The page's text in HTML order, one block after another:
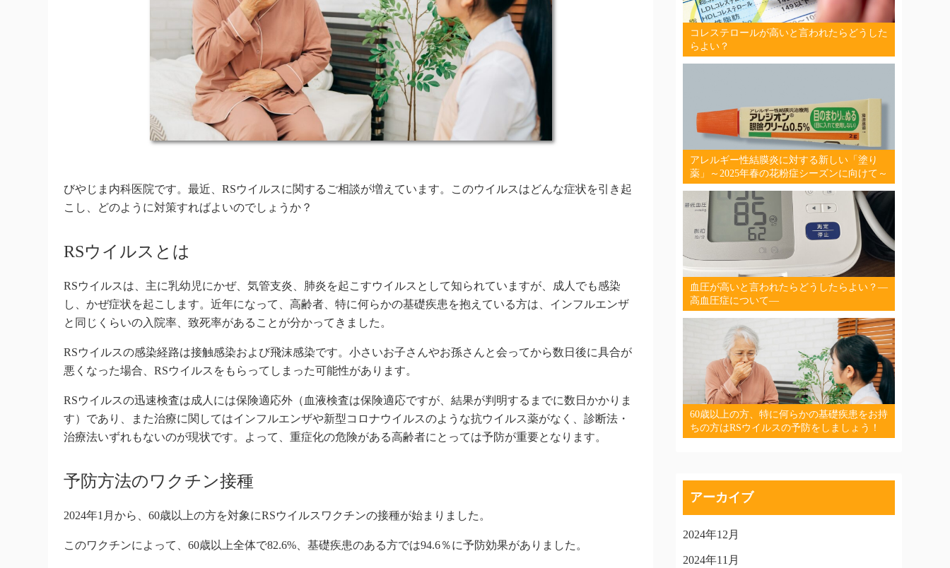
びやじま内科医院です。最近、RSウイルスに関するご相談が増えています。このウイルスはどんな症状を引き起
こし、どのように対策すればよいのでしょうか？
RSウイルスとは
RSウイルスは、主に乳幼児にかぜ、気管支炎、肺炎を起こすウイルスとして知られていますが、成人でも感染
し、かぜ症状を起こします。近年になって、高齢者、特に何らかの基礎疾患を抱えている方は、インフルエンザ
と同じくらいの入院率、致死率があることが分かってきました。
RSウイルスの感染経路は接触感染および飛沫感染です。小さいお子さんやお孫さんと会ってから数日後に具合が
悪くなった場合、RSウイルスをもらってしまった可能性があります。
RSウイルスの迅速検査は成人には保険適応外（血液検査は保険適応ですが、結果が判明するまでに数日かかりま
す）であり、また治療に関してはインフルエンザや新型コロナウイルスのような抗ウイルス薬がなく、診断法・
治療法いずれもないのが現状です。よって、重症化の危険がある高齢者にとっては予防が重要となります。
予防方法のワクチン接種
2024年1月から、60歳以上の方を対象にRSウイルスワクチンの接種が始まりました。
このワクチンによって、60歳以上全体で82.6%、基礎疾患のある方では94.6％に予防効果がありました。
コレステロールが高いと言われたらどうした
らよい？
アレルギー性結膜炎に対する新しい「塗り
薬」～2025年春の花粉症シーズンに向けて～
血圧が高いと言われたらどうしたらよい？―
高血圧症について―
60歳以上の方、特に何らかの基礎疾患をお持
ちの方はRSウイルスの予防をしましょう！
アーカイブ
2024年12月
2024年11月